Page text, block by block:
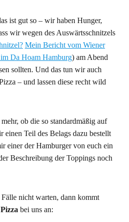
ist gut so – wir haben Hunger,
wir wegen des Auswärtsschnitzels
Mein Bericht vom Wiener
Da Hoam Hamburg) am Abend
sollten. Und das tun wir auch
– und lassen diese recht wild
ob die so standardmäßig auf
einen Teil des Belags dazu bestellt
einer der Hamburger von euch ein
Beschreibung der Toppings noch
nicht warten, dann kommt
bei uns an: